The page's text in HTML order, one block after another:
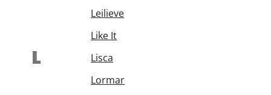
L
Leilieve
Like It
Lisca
Lormar